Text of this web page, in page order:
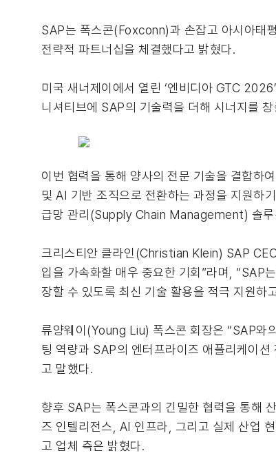
SAP는 폭스콘(Foxconn)과 손잡고 아시아태
전략적 파트너십을 체결했다고 밝혔다.
미국 새너제이에서 열린 ‘엔비디아 GTC
니셔티브에 SAP의 기술력을 더해 시너지를
이번 협력을 통해 양사의 전문 기술을 결합하
및 AI 기반 조직으로 전환하는 과정을 지원하
급망 관리(Supply Chain Management) 솔루
크리스티안 클라인(Christian Klein) SAP
입을 가속화할 매우 중요한 기회”라며, “SAP
장할 수 있도록 최신 기술 활용을 적극 지원하
류양웨이(Young Liu) 폭스콘 회장은 “SAP와
팅 역량과 SAP의 엔터프라이즈 애플리케이
고 말했다.
향후 SAP는 폭스콘과의 긴밀한 협력을 통해
즈 인텔리전스, AI 인프라, 그리고 실제 산업
고 업체 측은 밝혔다.